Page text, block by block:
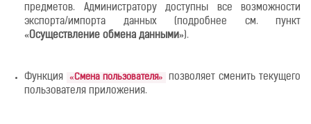
предметов. Администратору доступны все возможности
экспорта/импорта данных (подробнее см. пункт
«Осуществление обмена данными»).
Функция «Смена пользователя»
позволяет сменить текущего
пользователя приложения.